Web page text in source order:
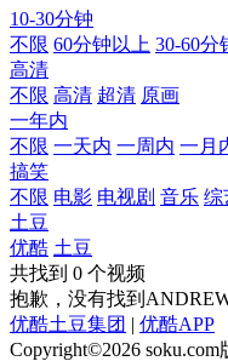
10-30分钟
不限 60分钟以上 30-60分
高清
不限 高清 超清 原画
一年内
不限 一天内 一周内 一月
搞笑
不限 电影 电视剧 音乐 综
土豆
优酷 土豆
共找到 0 个视频
抱歉，没有找到
优酷土豆集团 | 优酷APP
Copyright©2026